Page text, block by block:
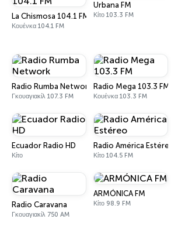
La Chismosa 104.1 FM
Κουένκα 104.1 FM
Urbana FM
Κίτο 103.3 FM
Radio Rumba Network
Γκουαγιακίλ 107.3 FM
Radio Mega 103.3 FM
Κουένκα 103.3 FM
Ecuador Radio HD
Κίτο
Radio América Estéreo
Κίτο 104.5 FM
Radio Caravana
Γκουαγιακίλ 750 AM
ARMÓNICA FM
Κίτο 98.9 FM